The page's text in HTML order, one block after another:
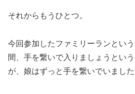
それからもうひとつ。
今回参加したファミリーランとい
間、手を繋いで入りましょうとい
が、娘はずっと手を繋いでいました